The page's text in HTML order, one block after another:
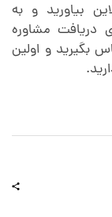
بیاورید و به
دریافت مشاوره
بگیرید و اولین